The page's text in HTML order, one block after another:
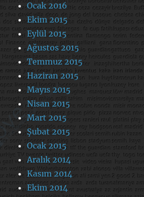
Ocak 2016
Ekim 2015
Eylül 2015
Ağustos 2015
Temmuz 2015
Haziran 2015
Mayıs 2015
Nisan 2015
Mart 2015
Şubat 2015
Ocak 2015
Aralık 2014
Kasım 2014
Ekim 2014